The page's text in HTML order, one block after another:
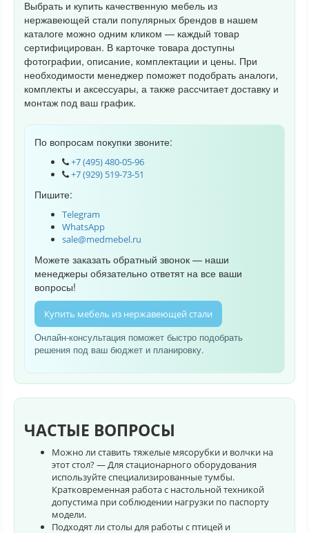
Выбрать и купить качественную мебель из
нержавеющей стали популярных брендов в нашем
каталоге можно одним кликом — каждый товар
сертифицирован. В карточке товара доступны
фотографии, описание, комплектации и цены. При
необходимости менеджер поможет подобрать аналоги,
комплекты и аксессуары, а также рассчитает доставку и
монтаж под ваш график.
По вопросам покупки звоните:
+7 (495) 480-05-96
+7 (929) 519-73-51
Пишите:
Telegram
WhatsApp
sale@medmebel.ru
Можете заказать обратный звонок — наши
менеджеры обязательно ответят на все ваши
вопросы!
Купить мебель из нержавеющей стали
Онлайн-консультация поможет быстро подобрать
решения под ваш бюджет и планировку.
ЧАСТЫЕ ВОПРОСЫ
Можно ли ставить тяжелые мясорубки и волчки на
этот стол? — Для стационарного оборудования
используйте специализированные тумбы.
Кратковременная работа с настольной техникой
допустима при соблюдении нагрузки по паспорту
модели.
Подходят ли столы для работы с птицей и